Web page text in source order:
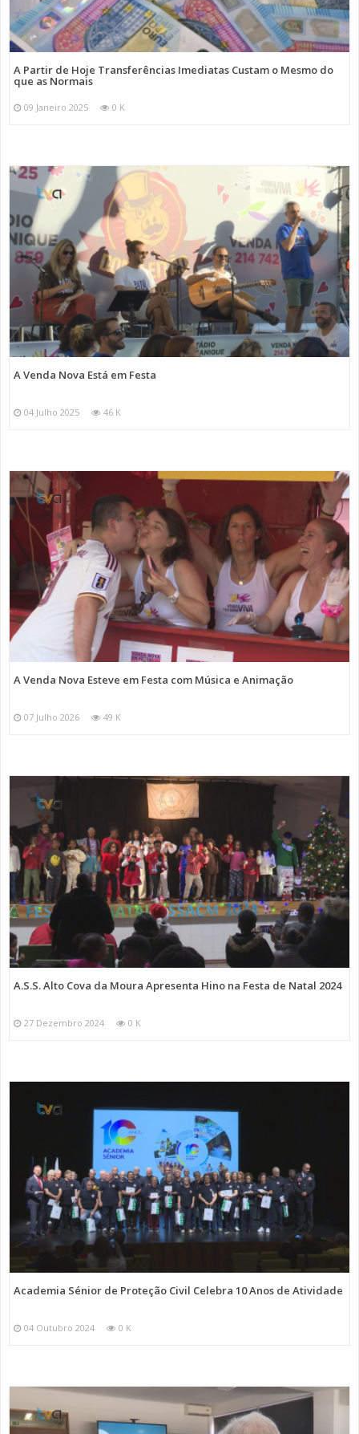
A Partir de Hoje Transferências Imediatas Custam o Mesmo do
que as Normais
09 Janeiro 2025 0 K
A Venda Nova Está em Festa
04 Julho 2025 46 K
A Venda Nova Esteve em Festa com Música e Animação
07 Julho 2026 49 K
A.S.S. Alto Cova da Moura Apresenta Hino na Festa de Natal 2024
27 Dezembro 2024 0 K
Academia Sénior de Proteção Civil Celebra 10 Anos de Atividade
04 Outubro 2024 0 K